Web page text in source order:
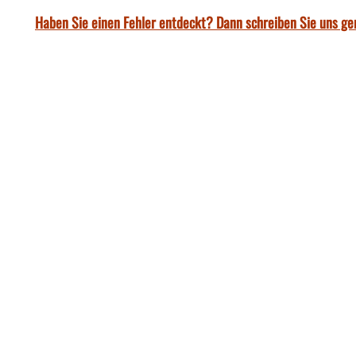
Haben Sie einen Fehler entdeckt? Dann schreiben Sie uns